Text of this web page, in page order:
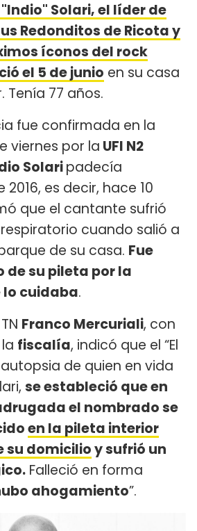
Solari, el líder de
Redonditos de Ricota y
íconos del rock
el 5 de junio en su casa
Tenía 77 años.
fue confirmada en la
viernes por la UFI N2
Solaripadecía
2016, es decir, hace 10
que el cantante sufrió
cuando salió a
de su casa. Fue
su pileta por la
cuidaba.
Franco Mercuriali, con
fiscalía, indicó que el “El
de quien en vida
se estableció que en
el nombrado se
en la pileta interior
su domicilioy sufrió un
Falleció en forma
ahogamiento”.